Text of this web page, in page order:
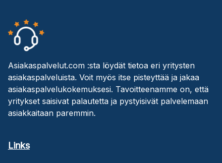
Asiakaspalvelut.com :sta löydät tietoa eri yritysten
asiakaspalveluista. Voit myös itse pisteyttää ja jakaa
asiakaspalvelukokemuksesi. Tavoitteenamme on, että
yritykset saisivat palautetta ja pystyisivät palvelemaan
asiakkaitaan paremmin.
Links